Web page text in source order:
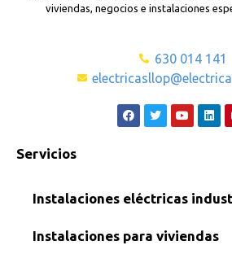
viviendas, negocios e instalaciones
630 014 141
Servicios
Instalaciones eléctricas
Instalaciones para viviendas